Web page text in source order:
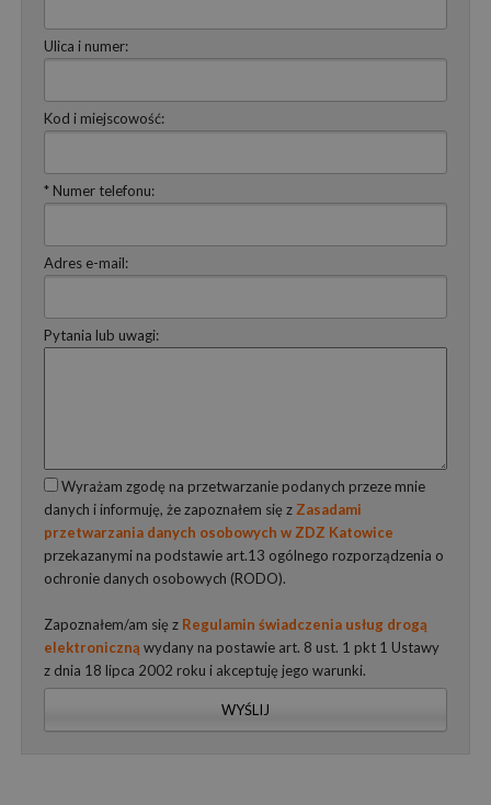
Ulica i numer:
Kod i miejscowość:
* Numer telefonu:
Adres e-mail:
Pytania lub uwagi:
Wyrażam zgodę na przetwarzanie podanych przeze mnie
danych i informuję, że zapoznałem się z Zasadami
przetwarzania danych osobowych w ZDZ Katowice
przekazanymi na podstawie art.13 ogólnego rozporządzenia o
ochronie danych osobowych (RODO).
Zapoznałem/am się z Regulamin świadczenia usług drogą
elektroniczną wydany na postawie art. 8 ust. 1 pkt 1 Ustawy
z dnia 18 lipca 2002 roku i akceptuję jego warunki.
WYŚLIJ